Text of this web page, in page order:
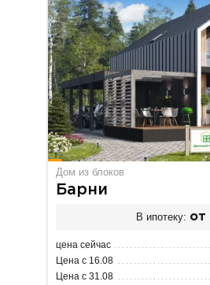
Дом из блоков
Барни
В ипотеку: от
цена сейчас
Цена с 16.08
Цена с 31.08